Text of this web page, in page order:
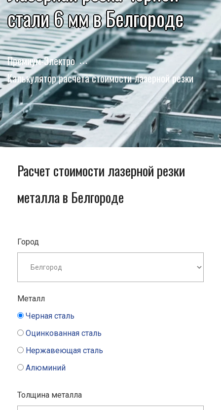
стали 6 мм в Белгороде
Премиум-Электро
Калькулятор расчета стоимости лазерной резки
Расчет стоимости лазерной резки
металла в Белгороде
Город
Металл
Черная сталь
Оцинкованная сталь
Нержавеющая сталь
Алюминий
Толщина металла